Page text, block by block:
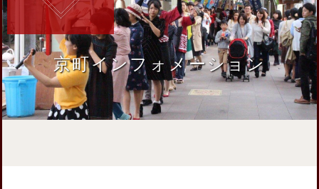
京町インフォメーション